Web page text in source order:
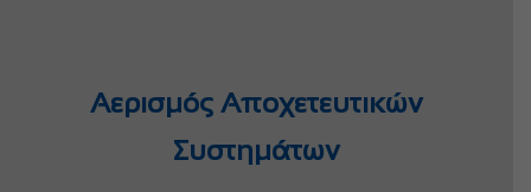
Αερισμός Αποχετευτικών
Συστημάτων